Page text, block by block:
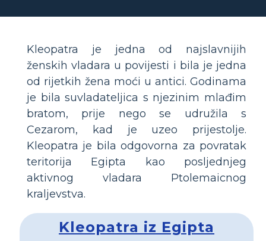
Kleopatra je jedna od najslavnijih
ženskih vladara u povijesti i bila je jedna
od rijetkih žena moći u antici. Godinama
je bila suvladateljica s njezinim mlađim
bratom, prije nego se udružila s
Cezarom, kad je uzeo prijestolje.
Kleopatra je bila odgovorna za povratak
teritorija Egipta kao posljednjeg
aktivnog vladara Ptolemaicnog
kraljevstva.
Kleopatra iz Egipta